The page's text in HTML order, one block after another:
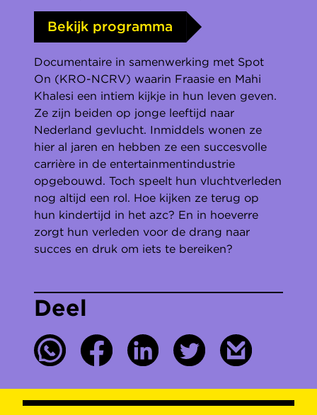
Bekijk programma
Documentaire in samenwerking met Spot
On (KRO-NCRV) waarin Fraasie en Mahi
Khalesi een intiem kijkje in hun leven geven.
Ze zijn beiden op jonge leeftijd naar
Nederland gevlucht. Inmiddels wonen ze
hier al jaren en hebben ze een succesvolle
carrière in de entertainmentindustrie
opgebouwd. Toch speelt hun vluchtverleden
nog altijd een rol. Hoe kijken ze terug op
hun kindertijd in het azc? En in hoeverre
zorgt hun verleden voor de drang naar
succes en druk om iets te bereiken?
Deel